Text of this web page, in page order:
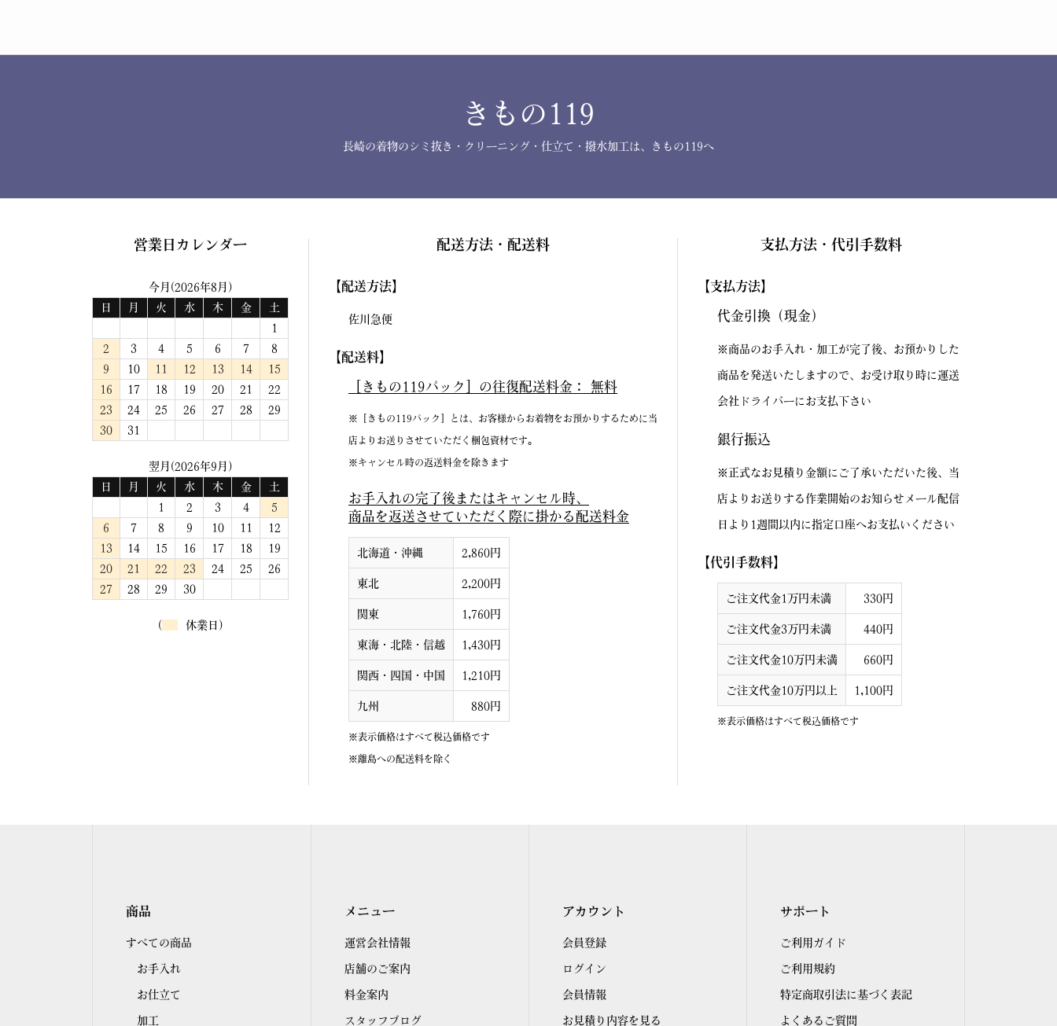
きもの119
長崎の着物のシミ抜き・クリーニング・仕立て・撥水加工は、きもの119へ
営業日カレンダー
今月(2026年8月)
日
月 火 水 木 金
土
1
2
3 4 5 6 7
8
9
10 11 12 13 14
15
16
17 18 19 20 21
22
23
24 25 26 27 28
29
30
31
翌月(2026年9月)
日
月 火 水 木 金
土
1
2 3 4
5
6
7 8 9 10 11
12
13
14 15 16 17 18
19
20
21 22 23 24 25
26
27
28 29 30
( 休業日)
配送方法・配送料
【配送方法】
佐川急便
【配送料】
［きもの119パック］の往復配送料金： 無料
※［きもの119パック］とは、お客様からお着物をお預かりするために当
店よりお送りさせていただく梱包資材です。
※キャンセル時の返送料金を除きます
お手入れの完了後またはキャンセル時、
商品を返送させていただく際に掛かる配送料金
北海道・沖縄 2,860円
東北 2,200円
関東 1,760円
東海・北陸・信越 1,430円
関西・四国・中国 1,210円
九州 880円
※表示価格はすべて税込価格です
※離島への配送料を除く
支払方法・代引手数料
【支払方法】
代金引換（現金）
※商品のお手入れ・加工が完了後、お預かりした
商品を発送いたしますので、お受け取り時に運送
会社ドライバーにお支払下さい
銀行振込
※正式なお見積り金額にご了承いただいた後、当
店よりお送りする作業開始のお知らせメール配信
日より1週間以内に指定口座へお支払いください
【代引手数料】
ご注文代金1万円未満 330円
ご注文代金3万円未満 440円
ご注文代金10万円未満 660円
ご注文代金10万円以上 1,100円
※表示価格はすべて税込価格です
商品
すべての商品
お手入れ
お仕立て
加工
メニュー
運営会社情報
店舗のご案内
料金案内
スタッフブログ
アカウント
会員登録
ログイン
会員情報
お見積り内容を見る
サポート
ご利用ガイド
ご利用規約
特定商取引法に基づく表記
よくあるご質問